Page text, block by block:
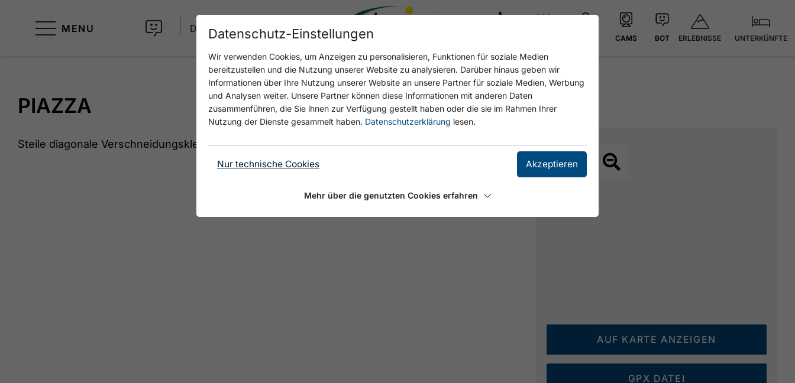
MENU DE
CAMS BOT ERLEBNISSE UNTERKÜNFTE
PIAZZA
Steile diagonale Verschneidungskletterei mit toller Schlusswand.
AUF KARTE ANZEIGEN
GPX DATEI
Datenschutz-Einstellungen
Wir verwenden Cookies, um Anzeigen zu personalisieren, Funktionen für soziale Medien
bereitzustellen und die Nutzung unserer Website zu analysieren. Darüber hinaus geben wir
Informationen über Ihre Nutzung unserer Website an unsere Partner für soziale Medien, Werbung
und Analysen weiter. Unsere Partner können diese Informationen mit anderen Daten
zusammenführen, die Sie ihnen zur Verfügung gestellt haben oder die sie im Rahmen Ihrer
Nutzung der Dienste gesammelt haben. Datenschutzerklärung lesen.
Nur technische Cookies Akzeptieren
Mehr über die genutzten Cookies erfahren